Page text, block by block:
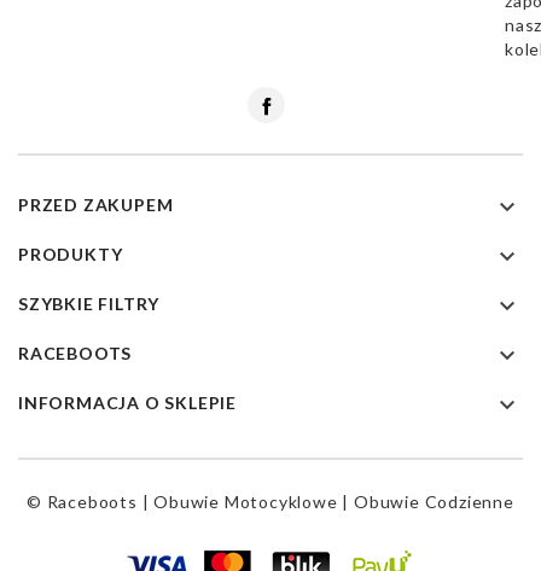
PRZED ZAKUPEM 
PRODUKTY 
SZYBKIE FILTRY 
RACEBOOTS 
INFORMACJA O SKLEPIE 
© Raceboots | Obuwie Motocyklowe | Obuwie Codzienne